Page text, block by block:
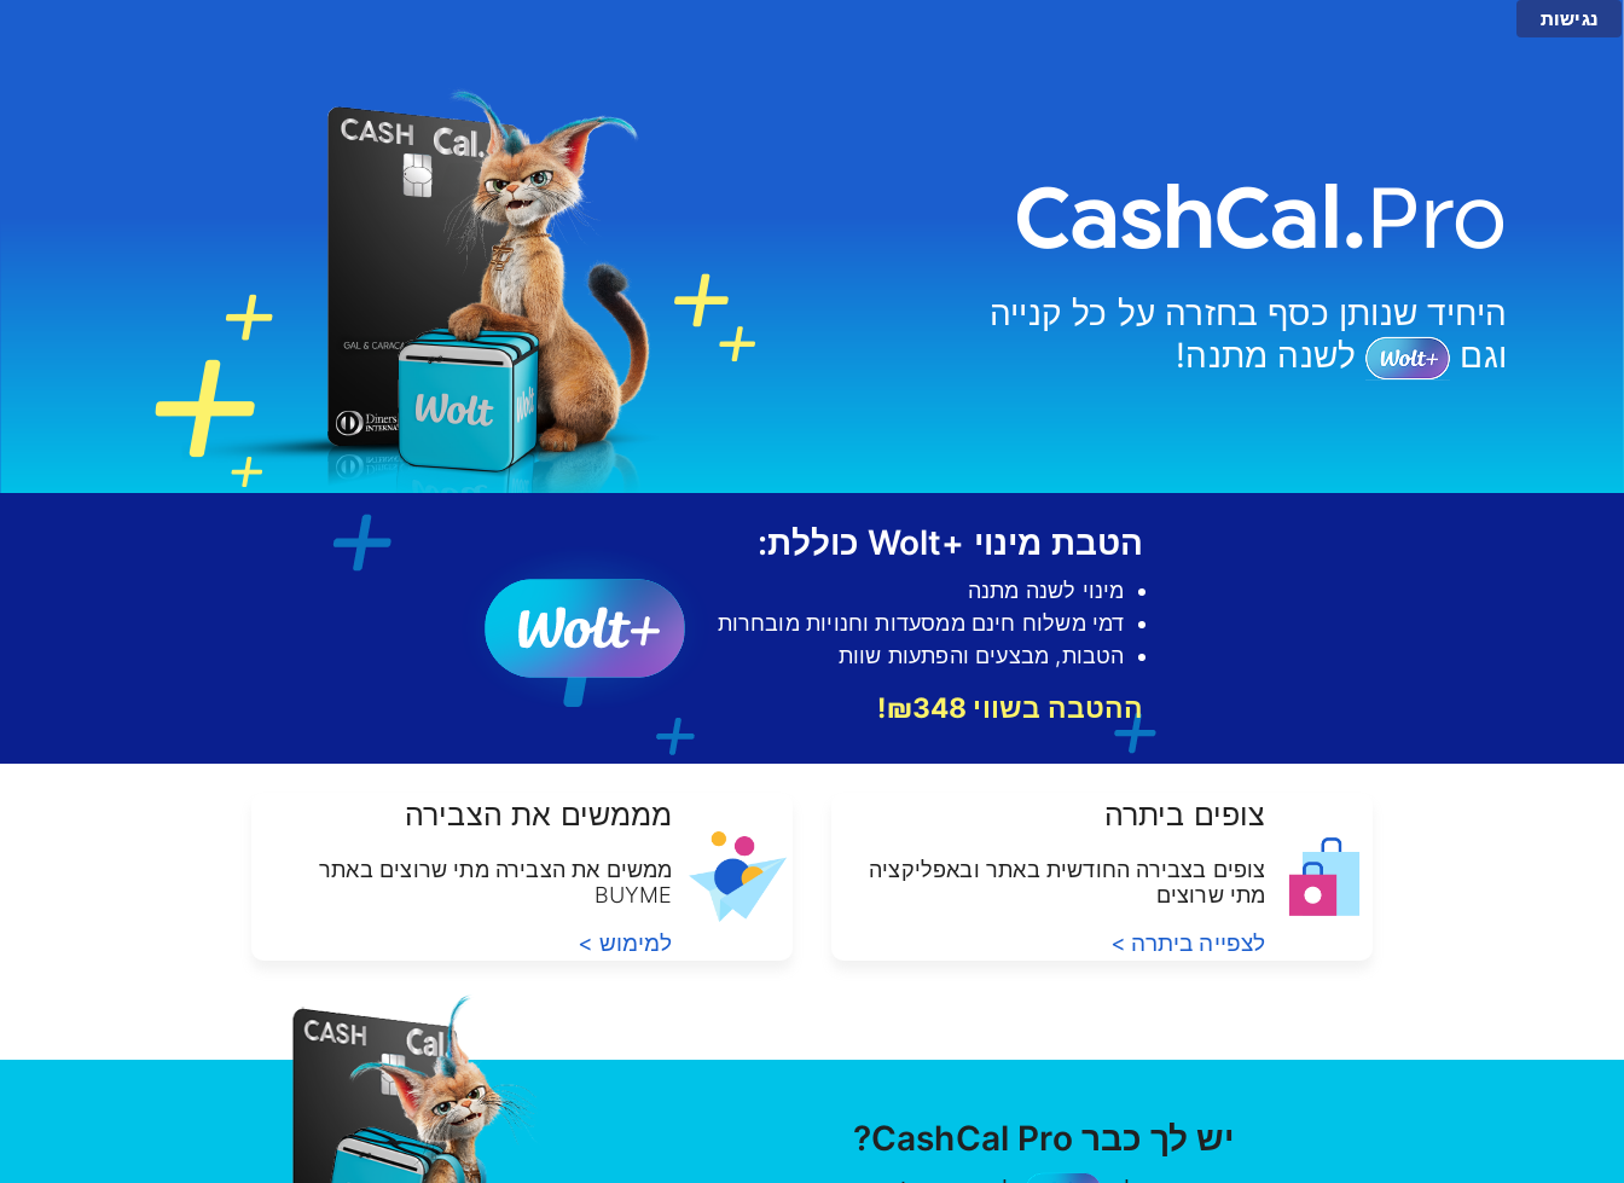
היחיד שנותן כסף בחזרה על כל קנייה
וגם
לשנה מתנה!
הטבת מינוי +Wolt כוללת:
מינוי לשנה מתנה
דמי משלוח חינם ממסעדות וחנויות מובחרות
הטבות, מבצעים והפתעות שוות
ההטבה בשווי ₪348!
צופים ביתרה
צופים בצבירה החודשית באתר ובאפליקציה
מתי שרוצים
לצפייה ביתרה >
מממשים את הצבירה
ממשים את הצבירה מתי שרוצים באתר
BUYME
למימוש >
יש לך כבר CashCal Pro?
נגישות